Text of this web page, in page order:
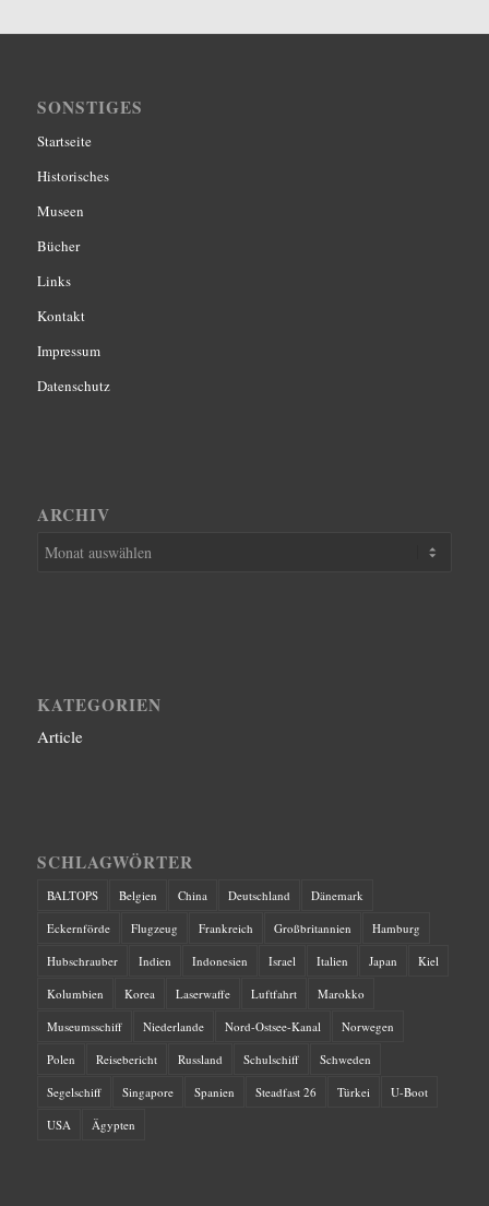
SONSTIGES
Startseite
Historisches
Museen
Bücher
Links
Kontakt
Impressum
Datenschutz
ARCHIV
KATEGORIEN
Article
SCHLAGWÖRTER
BALTOPS Belgien China Deutschland
Dänemark
Eckernförde
Flugzeug Frankreich Großbritannien
Hamburg
Hubschrauber
Indien Indonesien Israel Italien Japan
Kiel
Kolumbien
Korea Laserwaffe Luftfahrt
Marokko
Museumsschiff
Niederlande Nord-Ostsee-Kanal
Norwegen
Polen
Reisebericht Russland Schulschiff
Schweden
Segelschiff
Singapore Spanien Steadfast 26 Türkei
U-Boot
USA
Ägypten